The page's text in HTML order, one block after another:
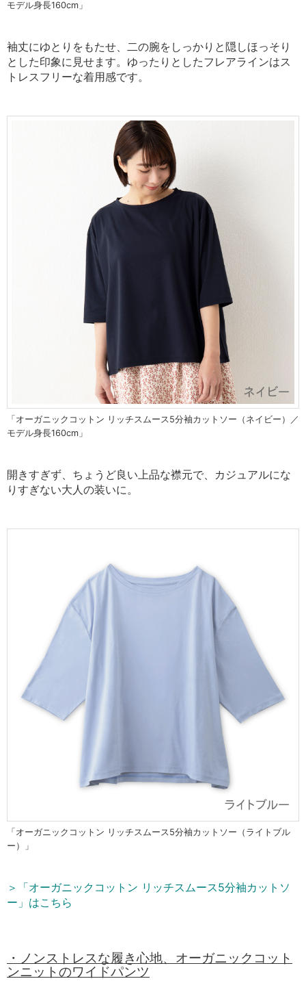
モデル身長160cm」
袖丈にゆとりをもたせ、二の腕をしっかりと隠しほっそり
とした印象に見せます。 ゆったりとしたフレアラインはス
トレスフリーな着用感です。
「オーガニックコットン リッチスムース5分袖カットソー（ネイビー）／
モデル身長160cm」
開きすぎず、ちょうど良い上品な襟元で、カジュアルにな
りすぎない大人の装いに。
「オーガニックコットン リッチスムース5分袖カットソー（ライトブル
ー）」
＞「オーガニックコットン リッチスムース5分袖カットソ
ー」はこちら
・ノンストレスな履き心地、オーガニックコット
ンニットのワイドパンツ